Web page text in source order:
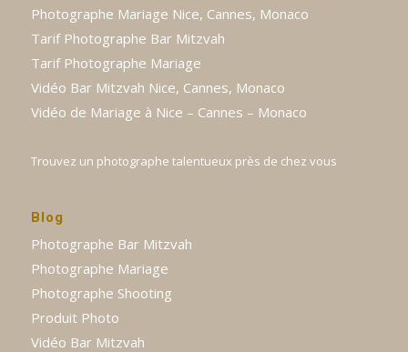
Photographe Mariage Nice, Cannes, Monaco
Tarif Photographe Bar Mitzvah
Tarif Photographe Mariage
Vidéo Bar Mitzvah Nice, Cannes, Monaco
Vidéo de Mariage à Nice – Cannes – Monaco
Trouvez un photographe talentueux près de chez vous
Blog
Photographe Bar Mitzvah
Photographe Mariage
Photographe Shooting
Produit Photo
Vidéo Bar Mitzvah